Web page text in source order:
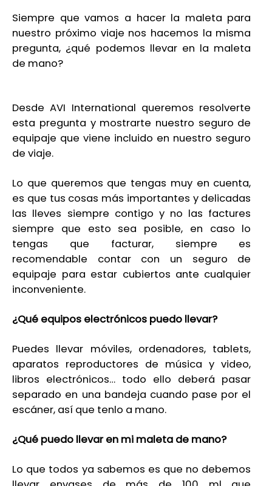
Siempre que vamos a hacer la maleta para
nuestro próximo viaje nos hacemos la misma
pregunta, ¿qué podemos llevar en la maleta
de mano?
Desde AVI International queremos resolverte
esta pregunta y mostrarte nuestro seguro de
equipaje que viene incluido en nuestro seguro
deviaje.
Lo que queremos que tengas muy en cuenta,
es que tus cosas más importantes y delicadas
las lleves siempre contigo y no las factures
siempre que esto sea posible, en caso lo
tengas que facturar, siempre es
recomendable contar con un seguro de
equipaje para estar cubiertos ante cualquier
inconveniente.
¿Qué equipos electrónicos puedo llevar?
Puedes llevar móviles, ordenadores, tablets,
aparatos reproductores de música y video,
libros electrónicos… todo ello deberá pasar
separado en una bandeja cuando pase por el
escáner, así que tenlo a mano.
¿Qué puedo llevar en mi maleta de mano?
Lo que todos ya sabemos es que no debemos